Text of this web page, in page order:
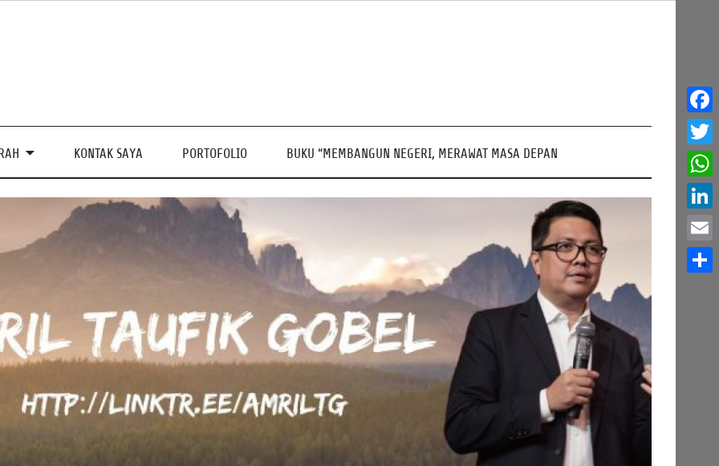
KONTAK SAYA PORTOFOLIO BUKU “MEMBANGUN NEGERI, MERAWAT MASA DEPAN
Email